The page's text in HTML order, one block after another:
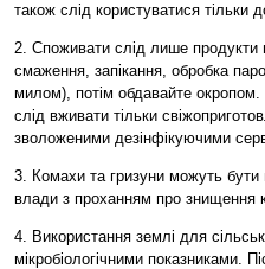
також слід користуватися
2. Споживати слід лише продукти
смаження, запікання, обробка
милом), потім обдавайте окропом.
слід вживати тільки
зволоженими дезінфікуючими
3. Комахи та гризуни можуть бути
влади з проханням про знищення
4. Використання землі для
мікробіологічними показниками.